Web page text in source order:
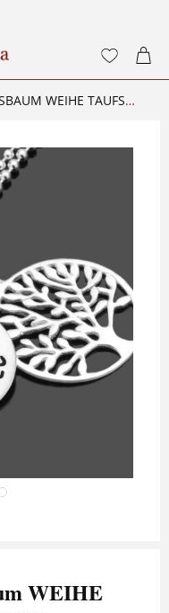
TAUFKETTE LEBENSBAUM WEIHE TAUFSCHMUCK MIT NAMEN
WEIHE